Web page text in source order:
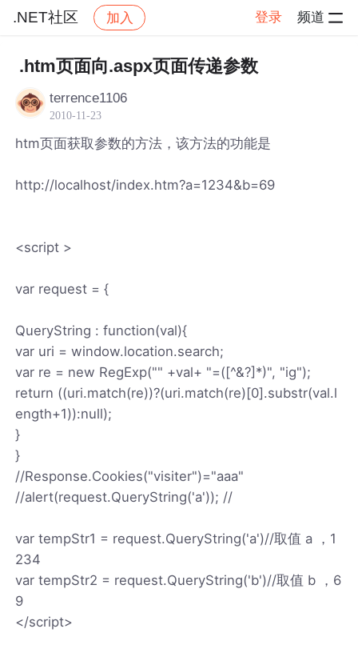
.NET社区 加入 登录 频道
社区 .NET社区 帖子详情
.htm页面向.aspx页面传递参数
terrence1106
2010-11-23
htm页面获取参数的方法，该方法的功能是
http://localhost/index.htm?a=1234&b=69
<script >
var request = {
QueryString : function(val){
var uri = window.location.search;
var re = new RegExp("" +val+ "=([^&?]*)", "ig");
return ((uri.match(re))?(uri.match(re)[0].substr(val.l
ength+1)):null);
}
}
//Response.Cookies("visiter")="aaa"
//alert(request.QueryString('a')); //
var tempStr1 = request.QueryString('a')//取值 a ，1
234
var tempStr2 = request.QueryString('b')//取值 b ，6
9
</script>